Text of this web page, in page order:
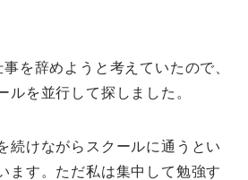
を辞めようと考えていたので、
ルを並行して探しました。
続けながらスクールに通うとい
ます。ただ私は集中して勉強す